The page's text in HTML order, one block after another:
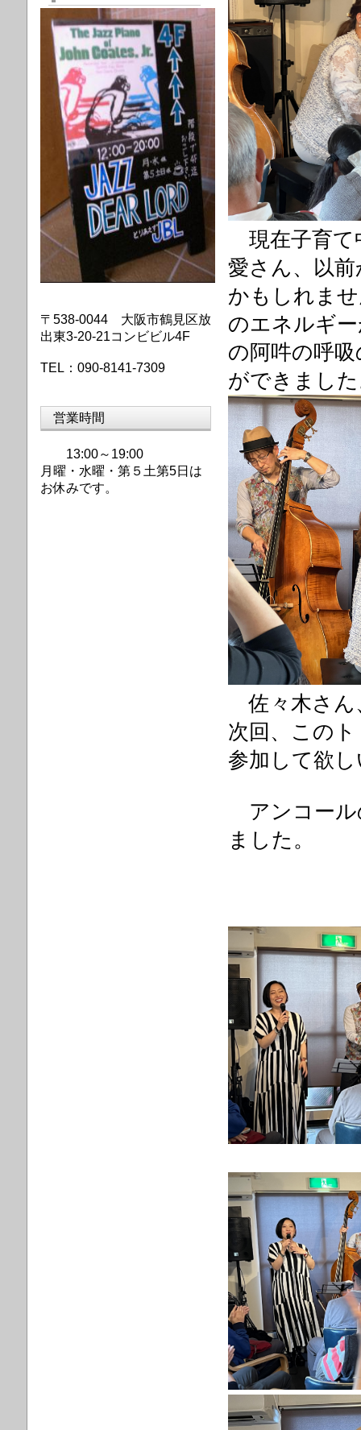
現在子育て
愛さん、以
かもしれま
のエネルギ
の阿吽の呼
ができまし
佐々木さん
次回、この
参加して欲
アンコール
ました。
〒538-0044 大阪市鶴見区放
出東3-20-21コンビビル4F
TEL：090-8141-7309
営業時間
13:00～19:00
月曜・水曜・第 ５土第5日は
お休みです。